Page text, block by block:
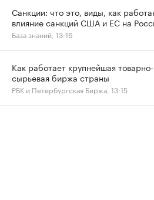
Санкции: что это, виды, как
влияние санкций США и ЕС на
База знаний, 13:16
Как работает крупнейшая товарно-
сырьевая биржа страны
РБК и Петербургская Биржа, 13:15